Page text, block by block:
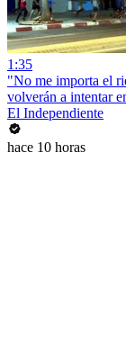
1:35
"No me importa el
volverán a intentar
El Independiente
hace 10 horas